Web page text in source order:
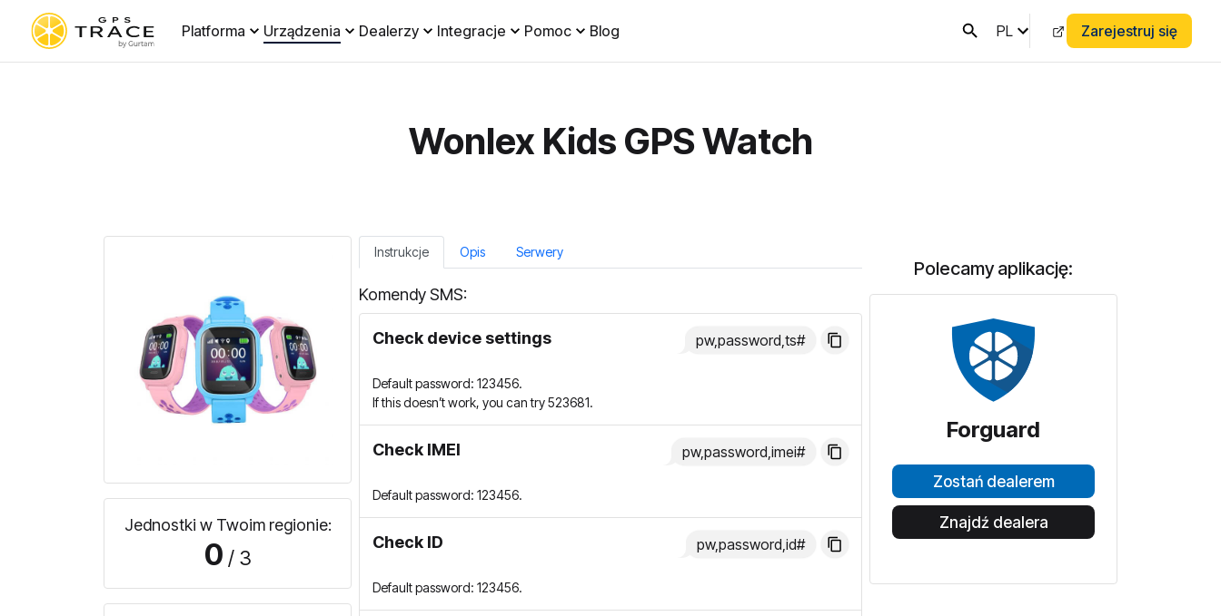
Platforma Urządzenia Dealerzy Integracje Pomoc Blog PL Zarejestruj się
Wonlex Kids GPS Watch
Jednostki w Twoim regionie:
0 / 3
Instrukcje Opis Serwery
Komendy SMS:
Check device settings pw,password,ts#
Default password: 123456.
If this doesn’t work, you can try 523681.
Check IMEI pw,password,imei#
Default password: 123456.
Check ID pw,password,id#
Default password: 123456.
Polecamy aplikację:
Forguard
Zostań dealerem
Znajdź dealera